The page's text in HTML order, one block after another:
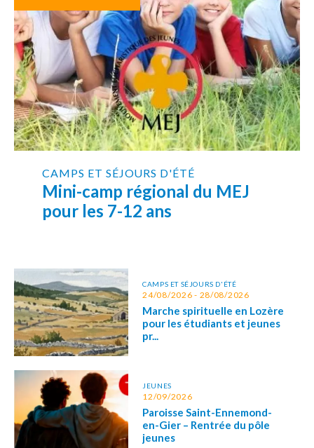
CAMPS ET SÉJOURS D'ÉTÉ
Mini-camp régional du MEJ
pour les 7-12 ans
CAMPS ET SÉJOURS D'ÉTÉ
24/08/2026 - 28/08/2026
Marche spirituelle en Lozère
pour les étudiants et jeunes
pr...
JEUNES
12/09/2026
Paroisse Saint-Ennemond-
en-Gier – Rentrée du pôle
jeunes